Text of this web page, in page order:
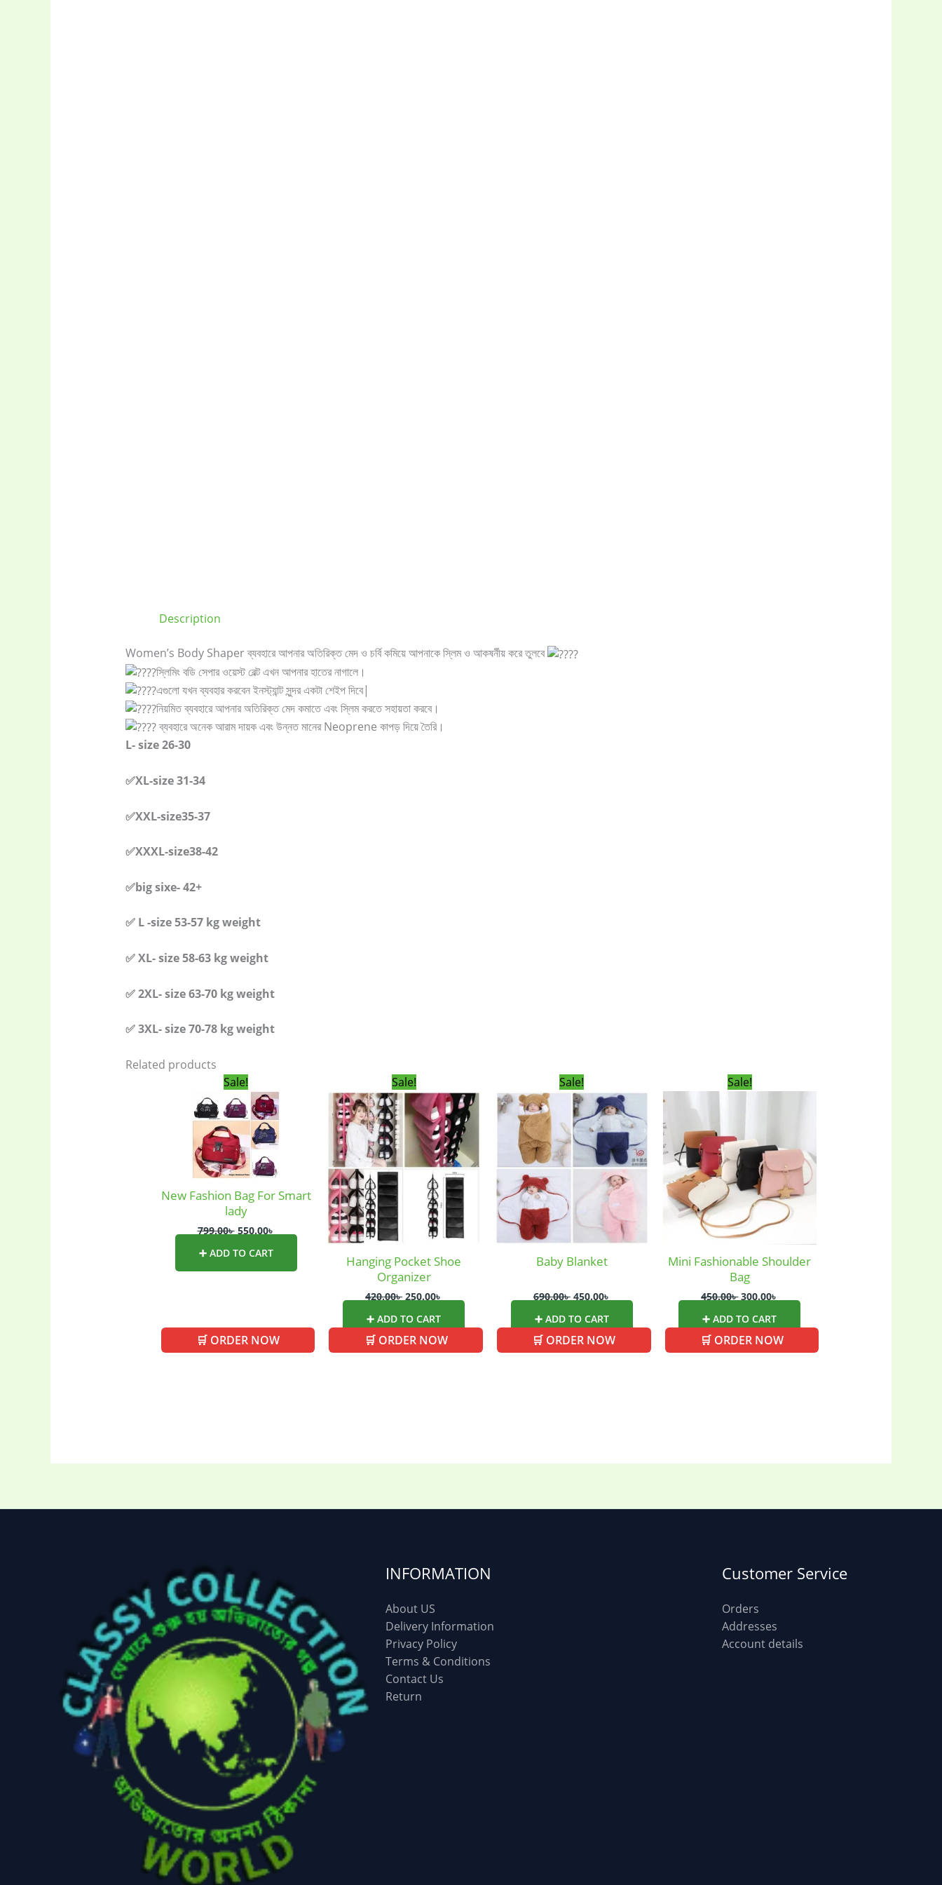
gadget-accessories (2)
Home Appliances(52)
Women's bag
Description
Women’s Body Shaper ব্যবহারে আপনার অতিরিক্ত মেদ ও চর্বি কমিয়ে আপনাকে স্লিম ও আকষর্নীয় করে তুলবে
স্লিমিং বডি সেপার ওয়েস্ট বেল্ট এখন আপনার হাতের নাগালে।
এগুলো যখন ব্যবহার করবেন ইনস্ট্যান্ট সুন্দর একটা শেইপ দিবে|
নিয়মিত ব্যবহারে আপনার অতিরিক্ত মেদ কমাতে এবং স্লিম করতে সহায়তা করবে।
ব্যবহারে অনেক আরাম দায়ক এবং উন্নত মানের Neoprene কাপড় দিয়ে তৈরি।
L- size 26-30
✅XL-size 31-34
✅XXL-size35-37
✅XXXL-size38-42
✅big sixe- 42+
✅ L -size 53-57 kg weight
✅ XL- size 58-63 kg weight
✅ 2XL- size 63-70 kg weight
✅ 3XL- size 70-78 kg weight
Related products
Sale!
New Fashion Bag For Smart
lady
799.00৳
Original
price
was:
799.00৳ .
550.00৳
price
is:
550.00৳ .
➕ ADD TO CART
🛒 ORDER NOW
Sale!
Hanging Pocket Shoe
Organizer
420.00৳
Original
price
was:
420.00৳ .
250.00৳
price
is:
250.00৳ .
➕ ADD TO CART
🛒 ORDER NOW
Sale!
Baby Blanket
690.00৳
Original
price
was:
690.00৳ .
450.00৳
price
is:
450.00৳ .
➕ ADD TO CART
🛒 ORDER NOW
Sale!
Mini Fashionable Shoulder
Bag
450.00৳
Original
price
300.00৳
price
➕ ADD TO CART
🛒 ORDER NOW
INFORMATION
About US
Delivery Information
Privacy Policy
Terms & Conditions
Contact Us
Return
Customer Service
Orders
Addresses
Account details